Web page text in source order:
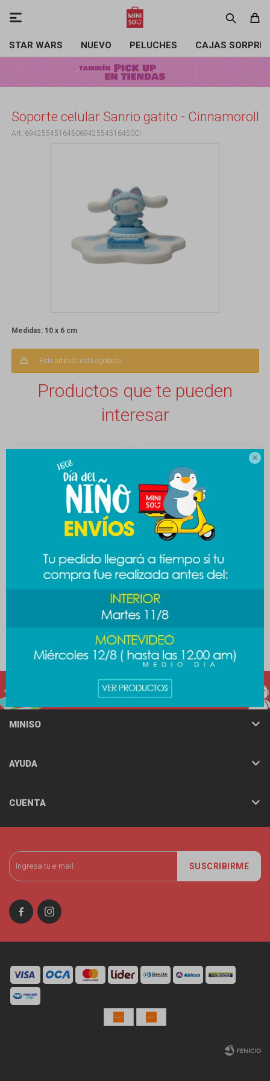

STAR WARS NUEVO PELUCHES CAJAS

Soporte celular Sanrio gatito - Cinnamoroll
69425545164506942554516450CI
Medidas: 10 x 6 cm
Este artículo está agotado.
Productos que te pueden
interesar
Cable celular Sanrio gatito
$ 389
SUSCRIBIRME
 
MINISO
AYUDA
CUENTA